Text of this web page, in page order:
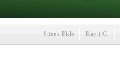
Sitene Ekle Kayıt Ol